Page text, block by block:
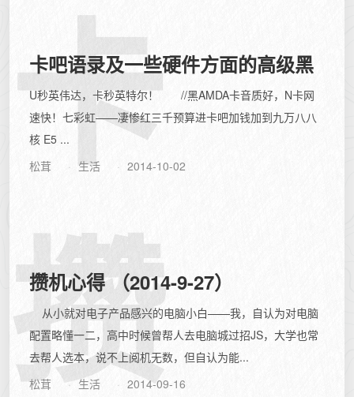
卡
卡吧语录及一些硬件方面的高级黑
U秒英伟达，卡秒英特尔！ //黑AMDA卡音质好，N卡网
速快！七彩虹——凄惨红三千预算进卡吧加钱加到九万八八
核 E5 ...
松茸
生活 2014-10-02
攒
攒机心得 （2014-9-27）
从小就对电子产品感兴的电脑小白——我，自认为对电脑
配置略懂一二，高中时候曾帮人去电脑城过招JS，大学也常
去帮人选本，说不上阅机无数，但自认为能...
松茸
生活 2014-09-16